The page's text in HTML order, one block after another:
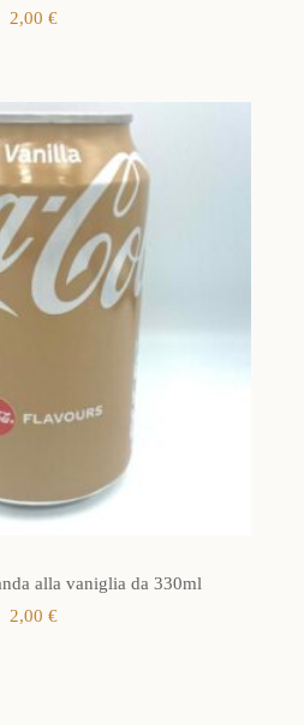
2,00€
alla vaniglia da 330ml
2,00€